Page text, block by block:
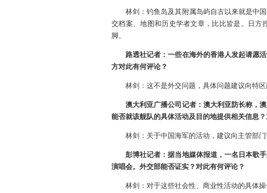
林剑：钓鱼岛及其附属岛屿自古以来就是中
交档案、地图和历史学者文章，比比皆是。日方
脚。
路透社记者：一些在海外的香港人发起请愿
方对此有何评论？
林剑：这不是外交问题，具体问题建议向特区
澳大利亚广播公司记者：澳大利亚防长称，
能否就该舰队的具体活动及目的地提供相关信息
林剑：关于中国海军的活动，建议向主管部
彭博社记者：据当地媒体报道，一名日本歌
演唱会。外交部能否证实？对此有何评论？
林剑：对于这些社会性、商业性活动的具体